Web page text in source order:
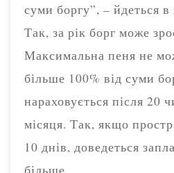
суми боргу”, – йдеться в
Так, за рік борг може
Максимальна пеня не
більше 100% від суми
нараховується після 20
місяця. Так, якщо
10 днів, доведеться
більше.